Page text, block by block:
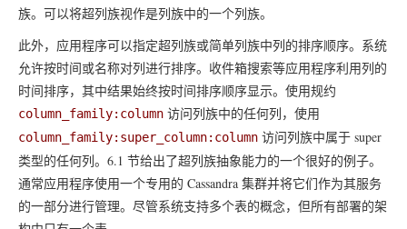
族。可以将超列族视作是列族中的一个列族。
此外，应用程序可以指定超列族或简单列族中列的排序顺序。系统
允许按时间或名称对列进行排序。收件箱搜索等应用程序利用列的
时间排序，其中结果始终按时间排序顺序显示。使用规约
column_family:column 访问列族中的任何列，使用
column_family:super_column:column 访问列族中属于 super
类型的任何列。6.1 节给出了超列族抽象能力的一个很好的例子。
通常应用程序使用一个专用的 Cassandra 集群并将它们作为其服务
的一部分进行管理。尽管系统支持多个表的概念，但所有部署的架